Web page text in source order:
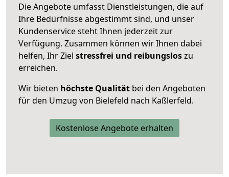
Die Angebote umfasst Dienstleistungen, die auf
Ihre Bedürfnisse abgestimmt sind, und unser
Kundenservice steht Ihnen jederzeit zur
Verfügung. Zusammen können wir Ihnen dabei
helfen, Ihr Ziel stressfrei und reibungsloszu
erreichen.
Wir bieten höchste Qualität bei den Angeboten
für den Umzug von Bielefeld nach Kaßlerfeld.
Kostenlose Angebote erhalten